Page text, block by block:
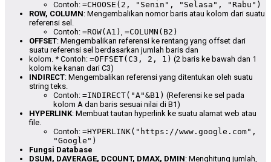
Contoh: =CHOOSE(2, "Senin", "Selasa", "Rabu")
ROW, COLUMN: Mengembalikan nomor baris atau kolom dari suatu
referensi sel.
Contoh: =ROW(A1) , =COLUMN(B2)
OFFSET: Mengembalikan referensi ke rentang yang offset dari
suatu referensi sel berdasarkan jumlah baris dan
kolom. * Contoh: =OFFSET(C3, 2, 1) (2 baris ke bawah dan 1
kolom ke kanan dari C3)
INDIRECT: Mengembalikan referensi yang ditentukan oleh suatu
string teks.
Contoh: =INDIRECT("A"&B1) (Referensi ke sel pada
kolom A dan baris sesuai nilai di B1)
HYPERLINK: Membuat tautan hyperlink ke suatu alamat web atau
file.
Contoh: =HYPERLINK("https://www.google.com",
"Google")
Fungsi Database
DSUM, DAVERAGE, DCOUNT, DMAX, DMIN: Menghitung jumlah,